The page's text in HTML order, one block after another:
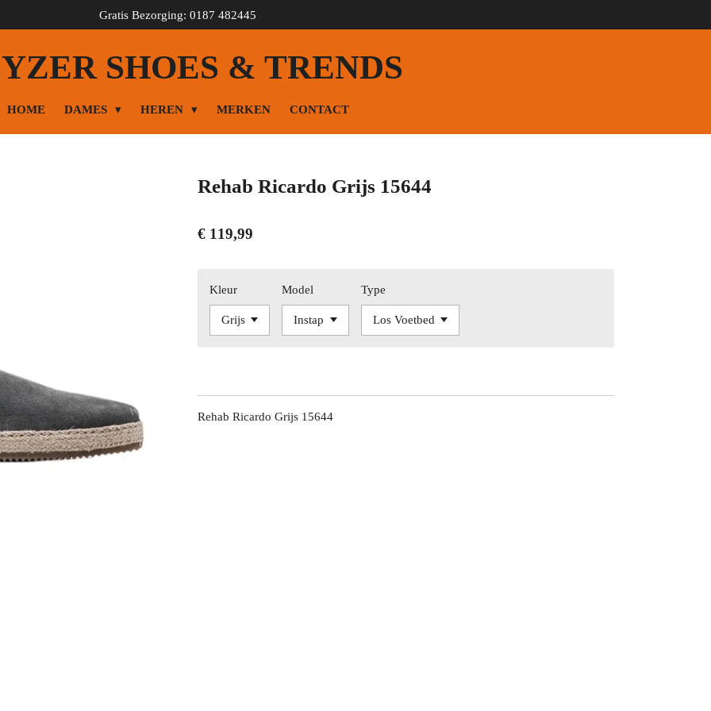
Gratis Bezorging: 0187 482445
SHOES & TRENDS
HOME DAMES HEREN MERKEN CONTACT
Rehab Ricardo Grijs 15644
€ 119,99
Kleur Model Type
Rehab Ricardo Grijs 15644